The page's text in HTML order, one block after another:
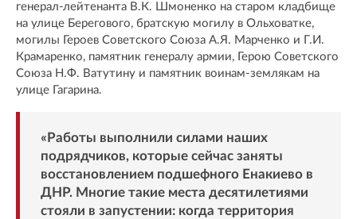
генерал-лейтенанта В.К. Шмоненко на старом кладбище
на улице Берегового, братскую могилу в Ольховатке,
могилы Героев Советского Союза А.Я. Марченко и Г.И.
Крамаренко, памятник генералу армии, Герою Советского
Союза Н.Ф. Ватутину и памятник воинам-землякам на
улице Гагарина.
«Работы выполнили силами наших
подрядчиков, которые сейчас заняты
восстановлением подшефного Енакиево в
ДНР. Многие такие места десятилетиями
стояли в запустении: когда территория